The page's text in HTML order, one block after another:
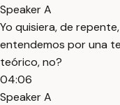
Speaker A
Yo quisiera, de
entendemos por una
teórico, no?
04:06
Speaker A